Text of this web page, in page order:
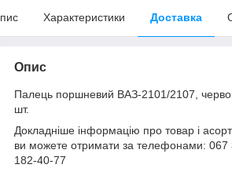
Характеристики Доставка
Опис
Палець поршневий ВАЗ-2101/2107,
шт.
Докладніше інформацію про товар і
ви можете отримати за телефонами:
182-40-77